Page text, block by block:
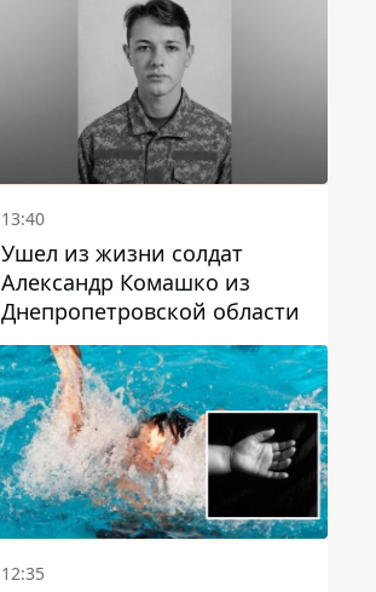
13:40
Ушел из жизни солдат
Александр Комашко из
Днепропетровской области
12:35